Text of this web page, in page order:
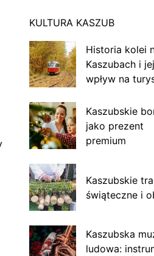
KULTURA KASZUB
Historia kolei
Kaszubach i jej
wpływ na
Kaszubskie
jako prezent
premium
Kaszubskie
świąteczne i
Kaszubska
ludowa: